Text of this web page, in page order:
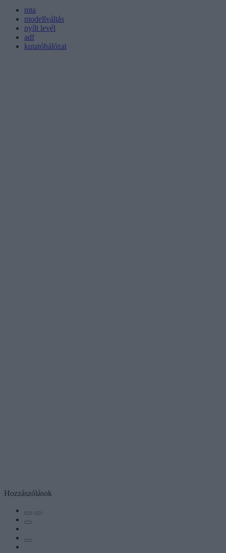
mta
modellváltás
nyílt levél
adf
kutatóhálózat
Hozzászólások